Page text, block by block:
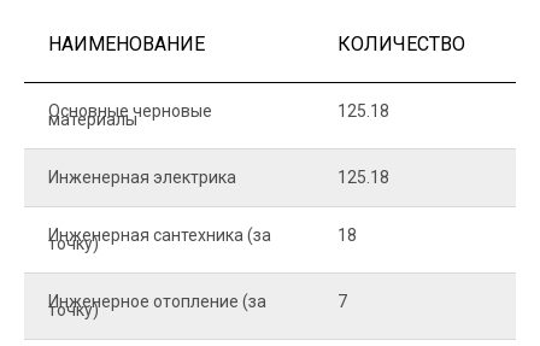
НАИМЕНОВАНИЕ КОЛИЧЕСТВО
Основные черновые
материалы 125.18
Инженерная электрика 125.18
Инженерная сантехника (за
точку) 18
Инженерное отопление (за
точку) 7